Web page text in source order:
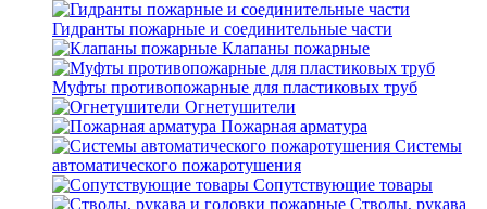
Гидранты пожарные и соединительные части
Клапаны пожарные
Муфты противопожарные для пластиковых труб
Огнетушители
Пожарная арматура
Системы
автоматического пожаротушения
Сопутствующие товары
Стволы, рукава